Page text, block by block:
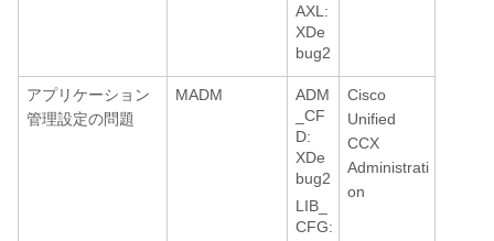
AXL:
XDe
bug2
アプリケーション
管理設定の問題
MADM
ADM
_CF
D:
XDe
bug2
LIB_
CFG:
Cisco
Unified
CCX
Administrati
on